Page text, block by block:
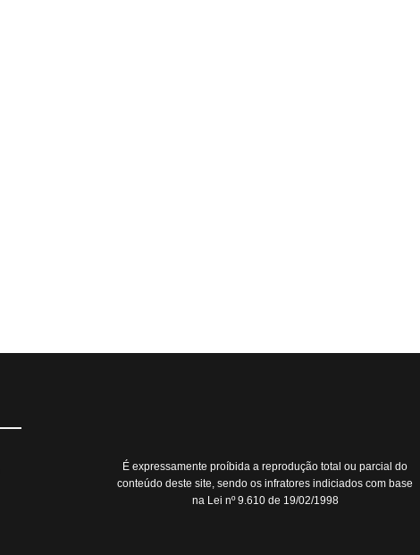
É expressamente proíbida a reprodução total ou parcial do
conteúdo deste site, sendo os infratores indiciados com base
na Lei nº 9.610 de 19/02/1998